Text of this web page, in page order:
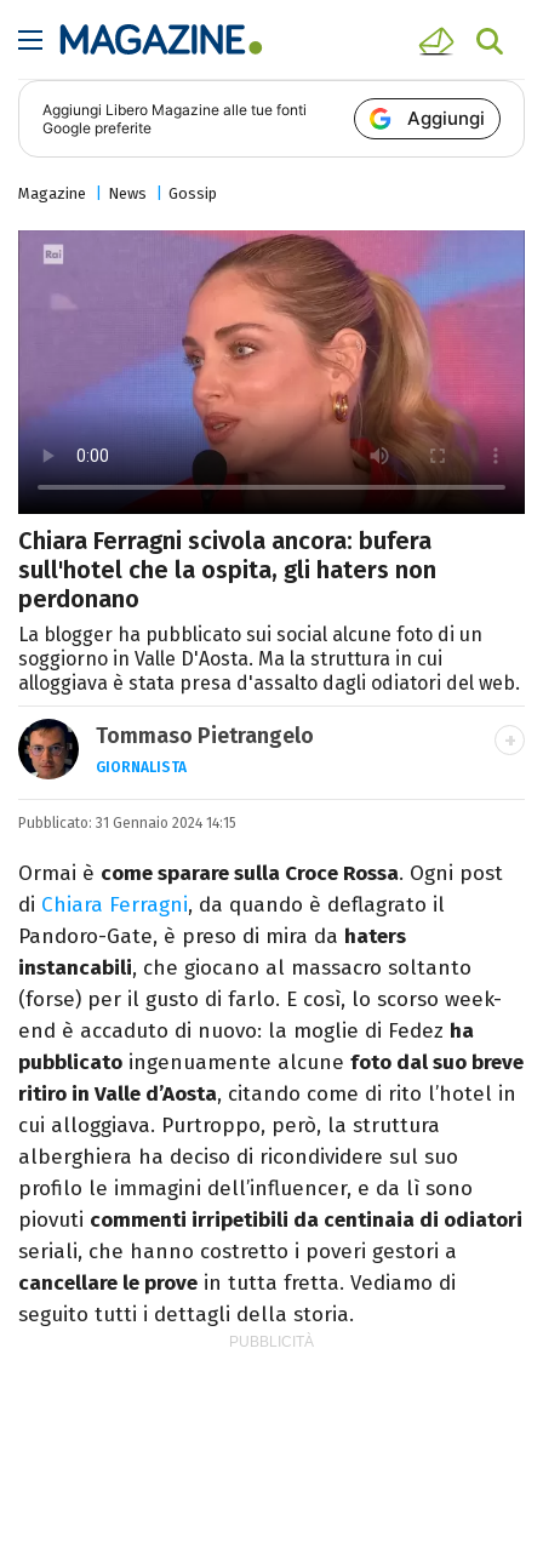
Aggiungi Libero Magazine alle tue fonti
Google preferite
Aggiungi
Magazine News Gossip
Chiara Ferragni scivola ancora: bufera
sull'hotel che la ospita, gli haters non
perdonano
La blogger ha pubblicato sui social alcune foto di un
soggiorno in Valle D'Aosta. Ma la struttura in cui
alloggiava è stata presa d'assalto dagli odiatori del web.
Tommaso Pietrangelo
GIORNALISTA
Autore, giornalista, cantautore. Laureato in
cinema, poesia e Shakespeare. Scrive
canzoni e ama i gatti.
Pubblicato: 31 Gennaio 2024 14:15
Ormai è come sparare sulla Croce Rossa. Ogni post
di Chiara Ferragni, da quando è deflagrato il
Pandoro-Gate, è preso di mira da haters
instancabili, che giocano al massacro soltanto
(forse) per il gusto di farlo. E così, lo scorso week-
end è accaduto di nuovo: la moglie di Fedez ha
pubblicato ingenuamente alcune foto dal suo breve
ritiro in Valle d’Aosta, citando come di rito l’hotel in
cui alloggiava. Purtroppo, però, la struttura
alberghiera ha deciso di ricondividere sul suo
profilo le immagini dell’influencer, e da lì sono
piovuti commenti irripetibili da centinaia di odiatori
seriali, che hanno costretto i poveri gestori a
cancellare le prove in tutta fretta. Vediamo di
seguito tutti i dettagli della storia.